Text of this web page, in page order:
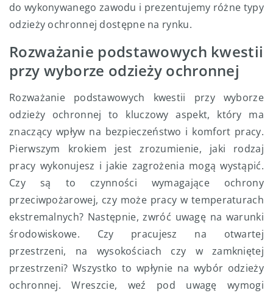
do wykonywanego zawodu i prezentujemy różne typy
odzieży ochronnej dostępne na rynku.
Rozważanie podstawowych kwestii
przy wyborze odzieży ochronnej
Rozważanie podstawowych kwestii przy wyborze
odzieży ochronnej to kluczowy aspekt, który ma
znaczący wpływ na bezpieczeństwo i komfort pracy.
Pierwszym krokiem jest zrozumienie, jaki rodzaj
pracy wykonujesz i jakie zagrożenia mogą wystąpić.
Czy są to czynności wymagające ochrony
przeciwpożarowej, czy może pracy w temperaturach
ekstremalnych? Następnie, zwróć uwagę na warunki
środowiskowe. Czy pracujesz na otwartej
przestrzeni, na wysokościach czy w zamkniętej
przestrzeni? Wszystko to wpłynie na wybór odzieży
ochronnej. Wreszcie, weź pod uwagę wymogi